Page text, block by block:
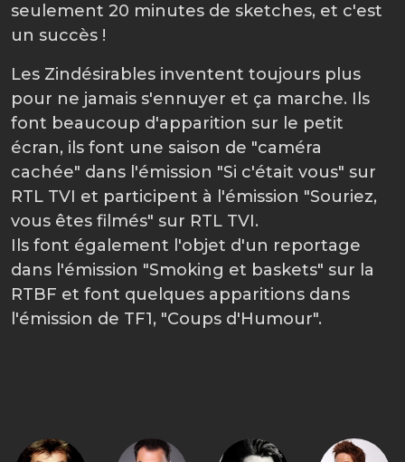
seulement 20 minutes de sketches, et c'est
un succès !
Les Zindésirables inventent toujours plus
pour ne jamais s'ennuyer et ça marche. Ils
font beaucoup d'apparition sur le petit
écran, ils font une saison de "caméra
cachée" dans l'émission "Si c'était vous" sur
RTL TVI et participent à l'émission "Souriez,
vous êtes filmés" sur RTL TVI.
Ils font également l'objet d'un reportage
dans l'émission "Smoking et baskets" sur la
RTBF et font quelques apparitions dans
l'émission de TF1, "Coups d'Humour".